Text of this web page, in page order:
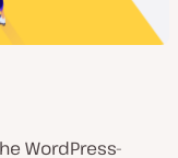
WordPress-